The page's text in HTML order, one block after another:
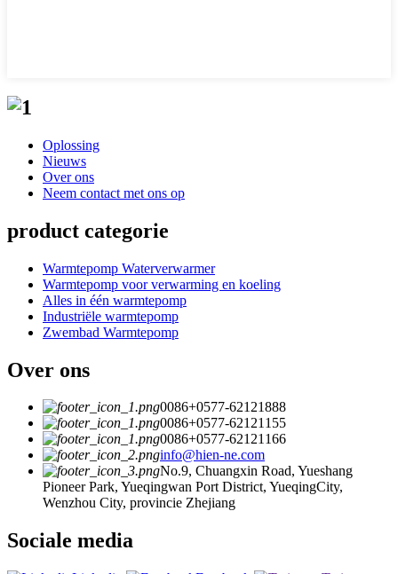
Oplossing
Nieuws
Over ons
Neem contact met ons op
product categorie
Warmtepomp Waterverwarmer
Warmtepomp voor verwarming en koeling
Alles in één warmtepomp
Industriële warmtepomp
Zwembad Warmtepomp
Over ons
0086+0577-62121888
0086+0577-62121155
0086+0577-62121166
info@hien-ne.com
No.9, Chuangxin Road, Yueshang
Pioneer Park, Yueqingwan Port District, YueqingCity,
Wenzhou City, provincie Zhejiang
Sociale media